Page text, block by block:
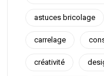
astuces bricolage
carrelage
créativité